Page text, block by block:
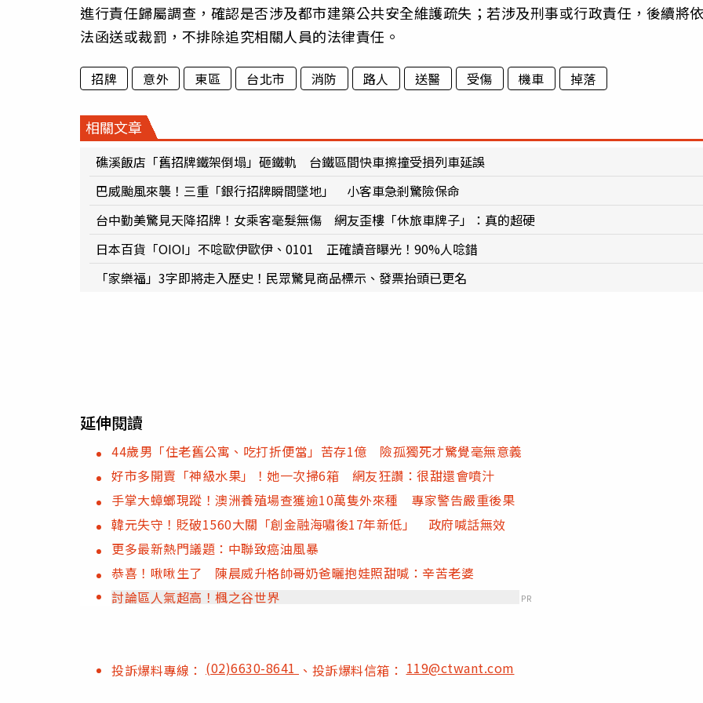
進行責任歸屬調查，確認是否涉及都市建築公共安全維護疏失；若涉及刑事或行政責任，後續將
法函送或裁罰，不排除追究相關人員的法律責任。
招牌 意外 東區 台北市 消防 路人 送醫 受傷 機車 掉落
相關文章
礁溪飯店「舊招牌鐵架倒塌」砸鐵軌 台鐵區間快車擦撞受損列車延誤
巴威颱風來襲！三重「銀行招牌瞬間墜地」 小客車急剎驚險保命
台中勤美驚見天降招牌！女乘客毫髮無傷 網友歪樓「休旅車牌子」：真的超硬
日本百貨「OIOI」不唸歐伊歐伊、0101 正確讀音曝光！90%人唸錯
「家樂福」3字即將走入歷史！民眾驚見商品標示、發票抬頭已更名
延伸閱讀
44歲男「住老舊公寓、吃打折便當」苦存1億 險孤獨死才驚覺毫無意義
好市多開賣「神級水果」！她一次掃6箱 網友狂讚：很甜還會噴汁
手掌大蟑螂現蹤！澳洲養殖場查獲逾10萬隻外來種 專家警告嚴重後果
韓元失守！貶破1560大關「創金融海嘯後17年新低」 政府喊話無效
更多最新熱門議題：中聯致癌油風暴
恭喜！啾啾生了 陳晨威升格帥哥奶爸曬抱娃照甜喊：辛苦老婆
討論區人氣超高！楓之谷世界
PR
投訴爆料專線： (02)6630-8641 、投訴爆料信箱：119@ctwant.com